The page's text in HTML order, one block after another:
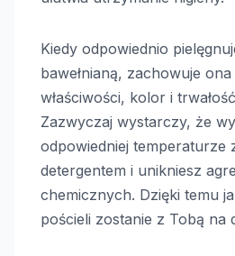
Kiedy odpowiednio
bawełnianą, zachowuje ona
właściwości, kolor i
Zazwyczaj wystarczy, że
odpowiedniej temperaturze
detergentem i unikniesz
chemicznych. Dzięki temu
pościeli zostanie z Tobą na